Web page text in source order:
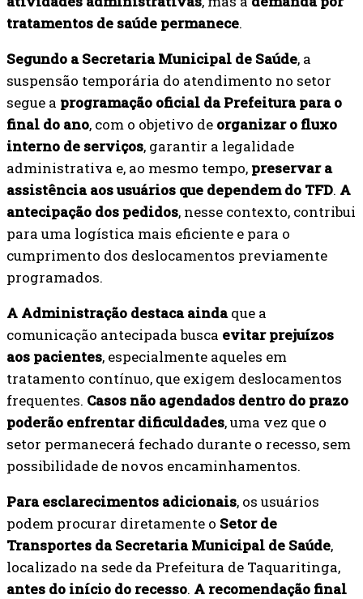
tratamentos de saúde permanece.
Segundo a Secretaria Municipal de Saúde, a
suspensão temporária do atendimento no setor
segue a programação oficial da Prefeitura para o
final do ano, com o objetivo de organizar o fluxo
interno de serviços, garantir a legalidade
administrativa e, ao mesmo tempo, preservar a
assistência aos usuários que dependem do TFD. A
antecipação dos pedidos, nesse contexto, contribui
para uma logística mais eficiente e para o
cumprimento dos deslocamentos previamente
programados.
A Administração destaca aindaque a
comunicação antecipada busca evitar prejuízos
aos pacientes, especialmente aqueles em
tratamento contínuo, que exigem deslocamentos
frequentes. Casos não agendados dentro do prazo
poderão enfrentar dificuldades, uma vez que o
setor permanecerá fechado durante o recesso, sem
possibilidade de novos encaminhamentos.
Para esclarecimentos adicionais, os usuários
podem procurar diretamente o Setor de
Transportes da Secretaria Municipal de Saúde,
localizado na sede da Prefeitura de Taquaritinga,
antes do início do recesso. A recomendação final